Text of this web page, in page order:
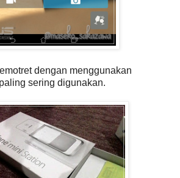
dengan menggunakan
sering digunakan.